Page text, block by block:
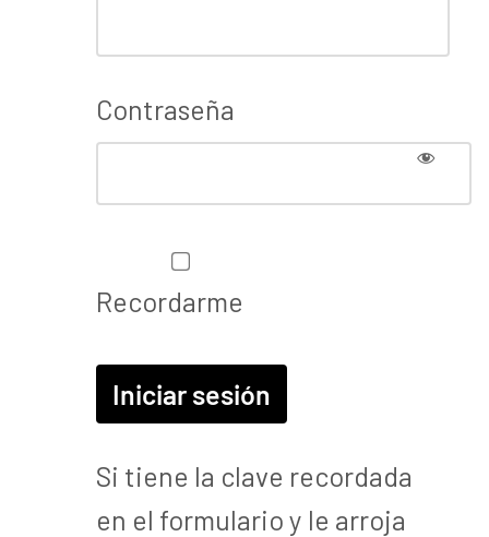
Contraseña
Recordarme
Si tiene la clave recordada
en el formulario y le arroja